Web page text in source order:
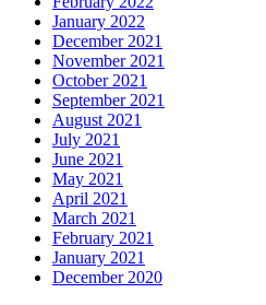
January 2022
December 2021
November 2021
October 2021
September 2021
August 2021
July 2021
June 2021
May 2021
April 2021
March 2021
February 2021
January 2021
December 2020